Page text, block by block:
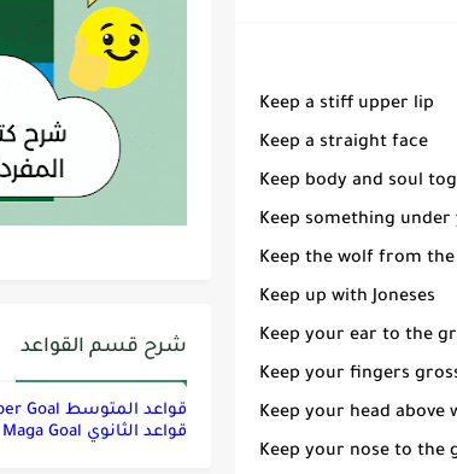
Keep a stiff upper lip
Keep a straight face
Keep body and soul
Keep something
Keep the wolf from
Keep up with Joneses
Keep your ear to the
Keep your fingers
Keep your head above
Keep your nose to the
شرح قسم القواعد
قواعد المتوسط Super Goal
قواعد الثانوي Maga Goal